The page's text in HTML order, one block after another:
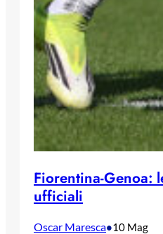
Fiorentina-Genoa:
ufficiali
Oscar Maresca•10 Mag